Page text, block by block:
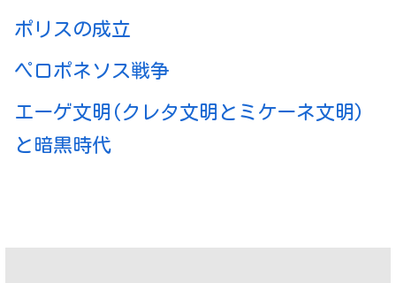
ポリスの成立
ペロポネソス戦争
エーゲ文明(クレタ文明とミケーネ文明)
と暗黒時代